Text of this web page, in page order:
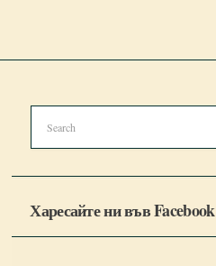
Харесайте ни във Facebook